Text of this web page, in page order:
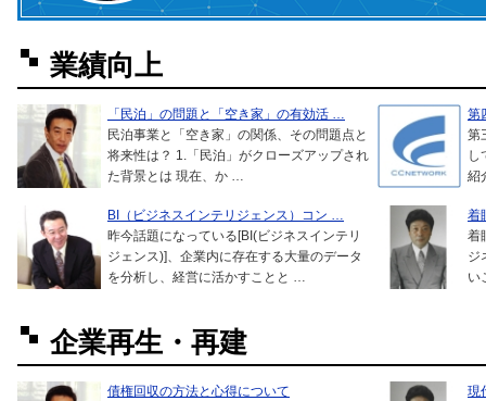
業績向上
「民泊」の問題と「空き家」の有効活 …
民泊事業と「空き家」の関係、その問題点と
将来性は？ 1.「民泊」がクローズアップされ
た背景とは 現在、か …
第
第
し
紹
BI（ビジネスインテリジェンス）コン …
昨今話題になっている[BI(ビジネスインテリ
ジェンス)]、企業内に存在する大量のデータ
を分析し、経営に活かすことと …
着
着
ジ
い
企業再生・再建
債権回収の方法と心得について
現